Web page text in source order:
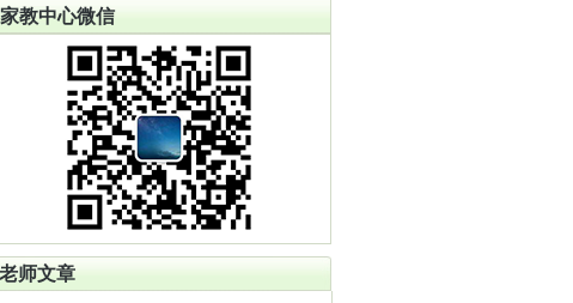
家教中心微信
老师文章